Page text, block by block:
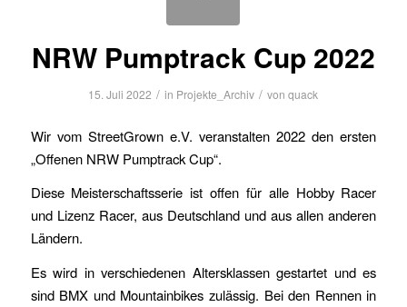
NRW Pumptrack Cup 2022
15. Juli 2022 / in Projekte_Archiv / vonquack
Wir vom StreetGrown e.V. veranstalten 2022 den ersten
„Offenen NRW Pumptrack Cup“.
Diese Meisterschaftsserie ist offen für alle Hobby Racer
und Lizenz Racer, aus Deutschland und aus allen anderen
Ländern.
Es wird in verschiedenen Altersklassen gestartet und es
sind BMX und Mountainbikes zulässig. Bei den Rennen in